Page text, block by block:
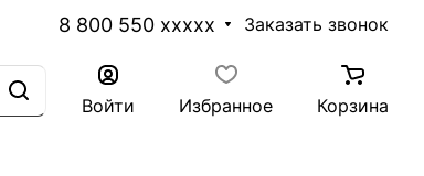
8 800 550 xxxxx Заказать звонок
Войти Избранное Корзина